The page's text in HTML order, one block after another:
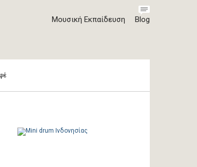
Μουσική Εκπαίδευση Blog